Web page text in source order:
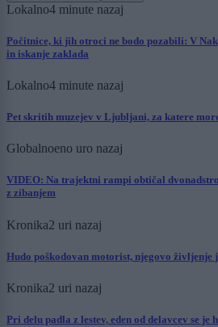
Lokalno4 minute nazaj
Počitnice, ki jih otroci ne bodo pozabili: V
in iskanje zaklada
Lokalno4 minute nazaj
Pet skritih muzejev v Ljubljani, za katere
Globalnoeno uro nazaj
VIDEO: Na trajektni rampi obtičal
z zibanjem
Kronika2 uri nazaj
Hudo poškodovan motorist, njegovo življenje
Kronika2 uri nazaj
Pri delu padla z lestev, eden od delavcev se je